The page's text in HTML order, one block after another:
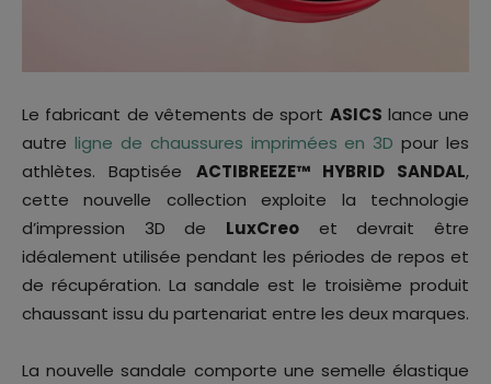
Le fabricant de vêtements de sport ASICS lance une
autre ligne de chaussures imprimées en 3D pour les
athlètes. Baptisée ACTIBREEZE™ HYBRID SANDAL,
cette nouvelle collection exploite la technologie
d’impression 3D de LuxCreo et devrait être
idéalement utilisée pendant les périodes de repos et
de récupération. La sandale est le troisième produit
chaussant issu du partenariat entre les deux marques.
La nouvelle sandale comporte une semelle élastique